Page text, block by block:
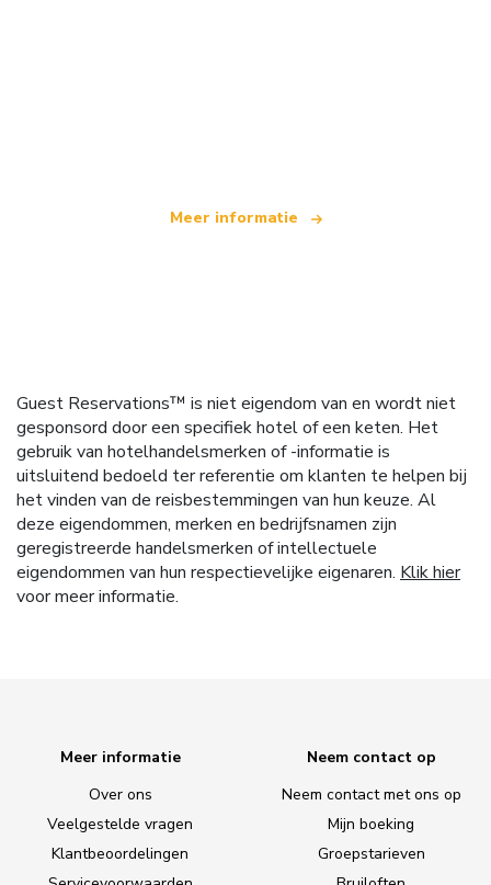
Meer informatie
Guest Reservations™ is niet eigendom van en wordt niet
gesponsord door een specifiek hotel of een keten. Het
gebruik van hotelhandelsmerken of -informatie is
uitsluitend bedoeld ter referentie om klanten te helpen bij
het vinden van de reisbestemmingen van hun keuze. Al
deze eigendommen, merken en bedrijfsnamen zijn
geregistreerde handelsmerken of intellectuele
eigendommen van hun respectievelijke eigenaren. Klik hier
voor meer informatie.
Meer informatie
Over ons
Veelgestelde vragen
Klantbeoordelingen
Neem contact op
Neem contact met ons op
Mijn boeking
Groepstarieven